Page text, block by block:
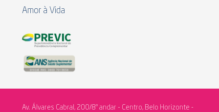
Amor à Vida
Av. Álvares Cabral, 200/8º andar - Centro, Belo Horizonte -